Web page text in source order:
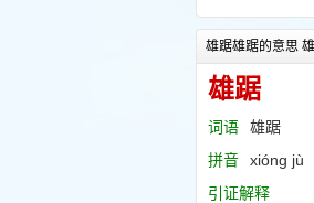
雄踞雄踞的意思
雄踞
词语
雄踞
拼音
xióng jù
引证解释